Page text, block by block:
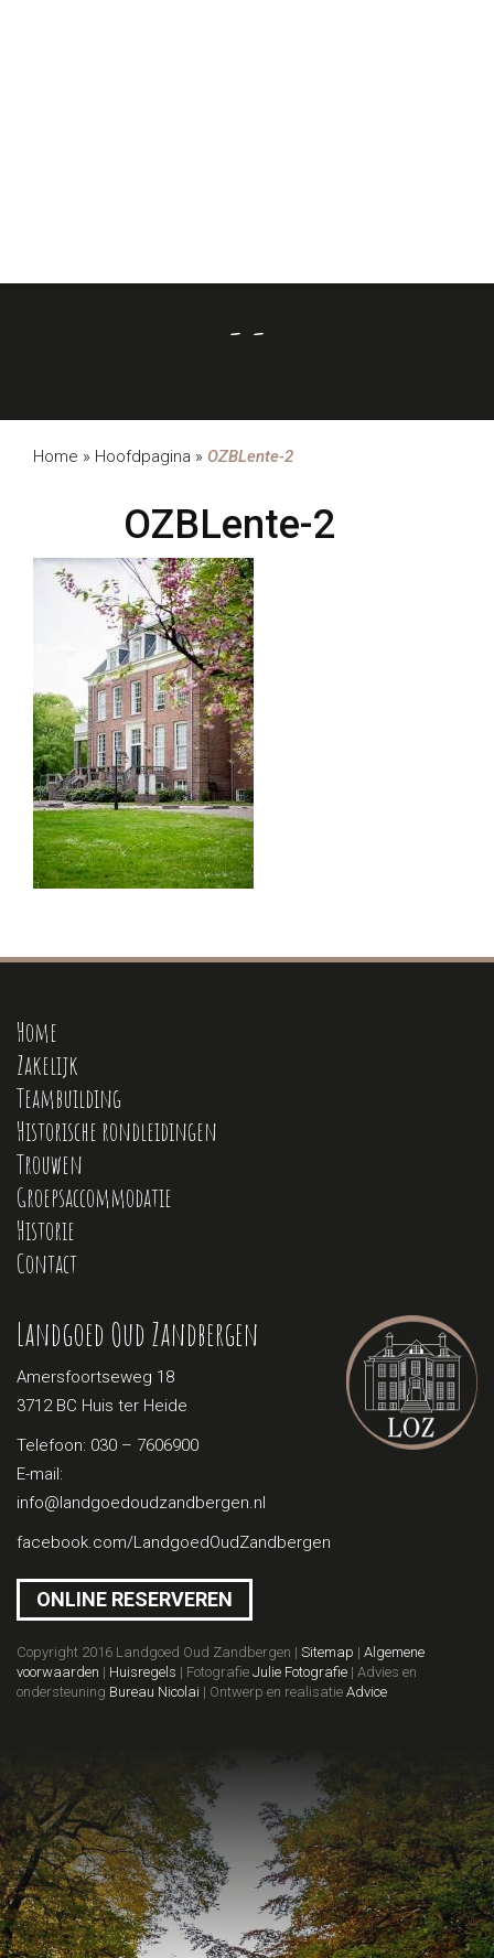
- -
Home » Hoofdpagina » OZBLente-2
OZBLente-2
Home
Zakelijk
Teambuilding
Historische rondleidingen
Trouwen
Groepsaccommodatie
Historie
Contact
Landgoed Oud Zandbergen
Amersfoortseweg 18
3712 BC Huis ter Heide
Telefoon: 030 – 7606900
E-mail:
info@landgoedoudzandbergen.nl
facebook.com/LandgoedOudZandbergen
ONLINE RESERVEREN
Copyright 2016 Landgoed Oud Zandbergen | Sitemap | Algemene
voorwaarden | Huisregels | Fotografie Julie Fotografie | Advies en
ondersteuning Bureau Nicolai | Ontwerp en realisatie Advice